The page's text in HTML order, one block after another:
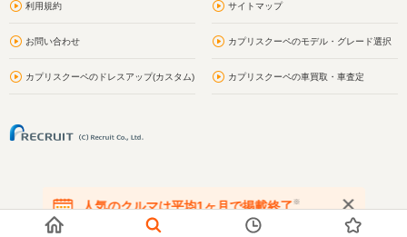
利用規約 サイトマップ
お問い合わせ カプリスクーペのモデル・グレード選択
カプリスクーペのドレスアップ(カスタム) カプリスクーペの車買取・車査定
人気のクルマは平均1ヶ月で掲載終了※
在庫が無くなる前にお問い合わせください